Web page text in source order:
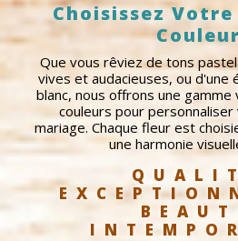
Choisissez
Que vous rêviez de tons
vives et audacieuses, ou d'une
blanc, nous offrons une
couleurs pour
mariage. Chaque fleur est
une harmonie